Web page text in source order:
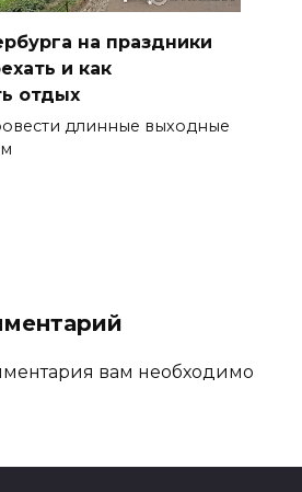
на праздники
и как
отдых
длинные выходные
вам необходимо